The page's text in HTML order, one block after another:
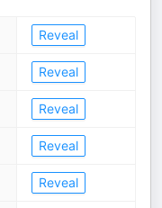
Reveal
Reveal
Reveal
Reveal
Reveal